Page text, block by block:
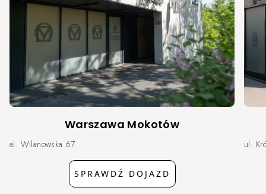
Warszawa Mokotów
al. Wilanowska 67
SPRAWDŹ DOJAZD
ul.